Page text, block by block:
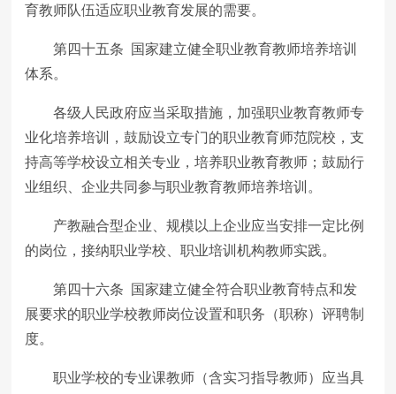
育教师队伍适应职业教育发展的需要。
第四十五条 国家建立健全职业教育教师培养培训
体系。
各级人民政府应当采取措施，加强职业教育教师专
业化培养培训，鼓励设立专门的职业教育师范院校，支
持高等学校设立相关专业，培养职业教育教师；鼓励行
业组织、企业共同参与职业教育教师培养培训。
产教融合型企业、规模以上企业应当安排一定比例
的岗位，接纳职业学校、职业培训机构教师实践。
第四十六条 国家建立健全符合职业教育特点和发
展要求的职业学校教师岗位设置和职务（职称）评聘制
度。
职业学校的专业课教师（含实习指导教师）应当具